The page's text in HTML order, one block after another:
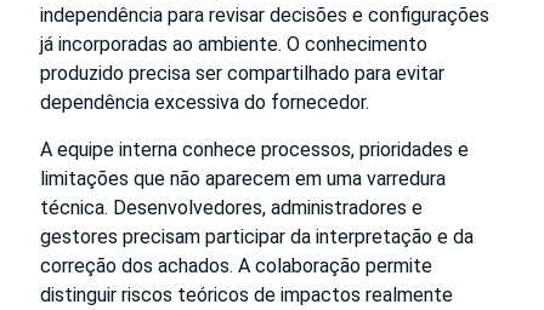
independência para revisar decisões e configurações
já incorporadas ao ambiente. O conhecimento
produzido precisa ser compartilhado para evitar
dependência excessiva do fornecedor.
A equipe interna conhece processos, prioridades e
limitações que não aparecem em uma varredura
técnica. Desenvolvedores, administradores e
gestores precisam participar da interpretação e da
correção dos achados. A colaboração permite
distinguir riscos teóricos de impactos realmente